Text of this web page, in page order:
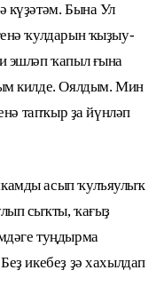
күҙәтәм. Бына Ул
ҡулдарын ҡыҙыу-
эшләп ҡапыл ғына
килде. Оялдым. Мин
тапҡыр ҙа йүнләп
асып ҡулъяулыҡ
сыҡты, ҡағыҙ
туңдырма
икебеҙ ҙә хахылдап